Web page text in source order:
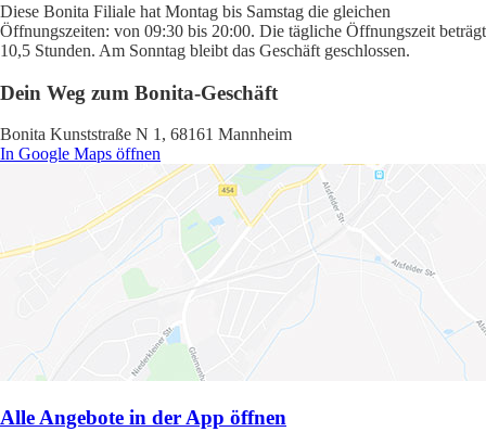
Diese Bonita Filiale hat Montag bis Samstag die gleichen
Öffnungszeiten: von 09:30 bis 20:00. Die tägliche Öffnungszeit beträgt
10,5 Stunden. Am Sonntag bleibt das Geschäft geschlossen.
Dein Weg zum Bonita-Geschäft
Bonita Kunststraße N 1, 68161 Mannheim
In Google Maps öffnen
Alle Angebote in der App öffnen